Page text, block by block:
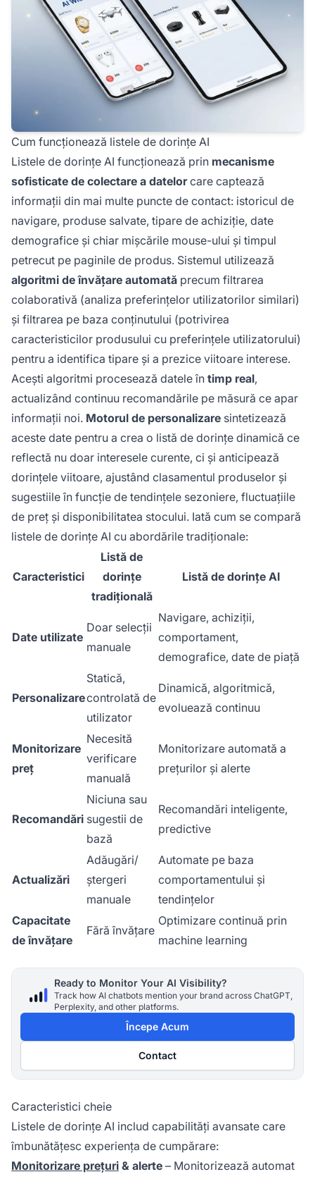
Cum funcționează listele de dorințe AI
Listele de dorințe AI funcționează prin mecanisme
sofisticate de colectare a datelorcare captează
informații din mai multe puncte de contact: istoricul de
navigare, produse salvate, tipare de achiziție, date
demografice și chiar mișcările mouse-ului și timpul
petrecut pe paginile de produs. Sistemul utilizează
algoritmi de învățare automată precum filtrarea
colaborativă (analiza preferințelor utilizatorilor similari)
și filtrarea pe baza conținutului (potrivirea
caracteristicilor produsului cu preferințele utilizatorului)
pentru a identifica tipare și a prezice viitoare interese.
Acești algoritmi procesează datele în timp real,
actualizând continuu recomandările pe măsură ce apar
informații noi. Motorul de personalizare sintetizează
aceste date pentru a crea o listă de dorințe dinamică ce
reflectă nu doar interesele curente, ci și anticipează
dorințele viitoare, ajustând clasamentul produselor și
sugestiile în funcție de tendințele sezoniere, fluctuațiile
de preț și disponibilitatea stocului. Iată cum se compară
listele de dorințe AI cu abordările tradiționale:
Caracteristici
Listă de
dorințe
tradițională
Listă de dorințe AI
Date utilizate
Doar selecții
manuale
Navigare, achiziții,
comportament,
demografice, date de piață
Personalizare
Statică,
controlată de
utilizator
Dinamică, algoritmică,
evoluează continuu
Monitorizare
preț
Necesită
verificare
manuală
Monitorizare automată a
prețurilor și alerte
Recomandări
Niciuna sau
sugestii de
bază
Recomandări inteligente,
predictive
Actualizări
Adăugări/
ștergeri
manuale
Automate pe baza
comportamentului și
tendințelor
Capacitate
de învățare
Fără învățare
Optimizare continuă prin
machine learning
Ready to Monitor Your AI Visibility?
Track how AI chatbots mention your brand across ChatGPT,
Perplexity, and other platforms.
Începe Acum
Contact
Caracteristici cheie
Listele de dorințe AI includ capabilități avansate care
îmbunătățesc experiența de cumpărare:
Monitorizare prețuri & alerte – Monitorizează automat